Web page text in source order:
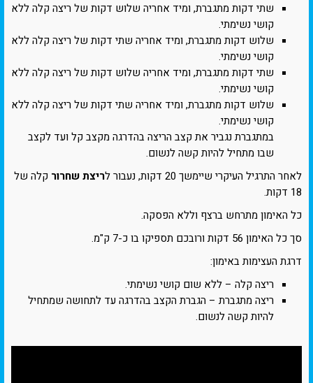
שתי דקות מתגברת, ומיד אחריה שלוש דקות של ריצה קלה ללא
קושי נשימתי.
שלוש דקות מתגברת, ומיד אחריה שתי דקות של ריצה קלה ללא
קושי נשימתי.
שתי דקות מתגברת, ומיד אחריה שלוש דקות של ריצה קלה ללא
קושי נשימתי.
שלוש דקות מתגברת, ומיד אחריה שתי דקות של ריצה קלה ללא
קושי נשימתי.
במתגברת נגביר את קצב הריצה בהדרגה מקצב קל ועד לקצב
שבו מתחיל להיות קשה לנשום.
לאחר התרגיל העיקרי שיימשך 20 דקות, נעבור ל
ריצת שחרור קלה של
18 דקות.
כל האימון מתרחש ברצף וללא הפסקה.
סך כל האימון 56 דקות ורובכם תספיקו בו כ-7 ק"מ.
דרגת העצימות באימון:
ריצה קלה – ללא שום קושי נשימתי.
ריצה מתגברת – הגברת הקצב בהדרגה עד לתחושה שמתחיל
להיות קשה לנשום.